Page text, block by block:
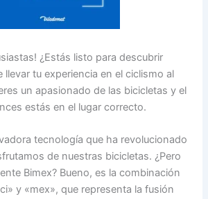
¿Estás listo para descubrir
llevar tu experiencia en el ciclismo al
un apasionado de las bicicletas y el
estás en el lugar correcto.
tecnología que ha revolucionado
de nuestras bicicletas. ¿Pero
Bimex? Bueno, es la combinación
y «mex», que representa la fusión